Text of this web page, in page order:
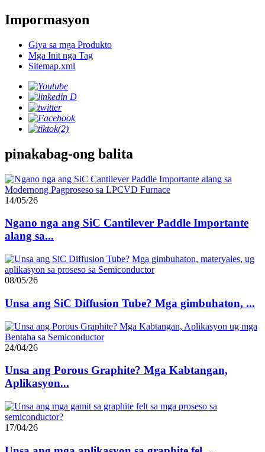
Impormasyon
Giya sa mga Produkto
Mga Init nga Tag
Sitemap.xml
pinakabag-ong balita
14/05/26
Ngano nga ang SiC Cantilever Paddle Importante
alang sa...
08/05/26
Unsa ang SiC Diffusion Tube? Mga gimbuhaton, ...
24/04/26
Unsa ang Porous Graphite? Mga Kabtangan,
Aplikasyon...
17/04/26